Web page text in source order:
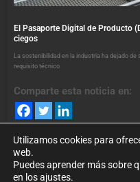
El Pasaporte Digital de Producto
ciegos
La sostenibilidad en la industria ha dejado
requisito técnico
Comparte esta noticia en:
Utilizamos cookies para
web.
Puedes aprender más sobre
en los ajustes.